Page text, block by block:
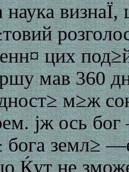
цих
мав 360
м≥ж
јж ось
бога земл≥
Ќут не